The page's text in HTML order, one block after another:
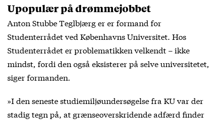
Upopulær på drømmejobbet
Anton Stubbe Teglbjærg er er formand for
Studenterrådet ved Københavns Universitet. Hos
Studenterrådet er problematikken velkendt – ikke
mindst, fordi den også eksisterer på selve universitetet,
siger formanden.
»I den seneste studiemiljøundersøgelse fra KU var der
stadig tegn på, at grænseoverskridende adfærd finder